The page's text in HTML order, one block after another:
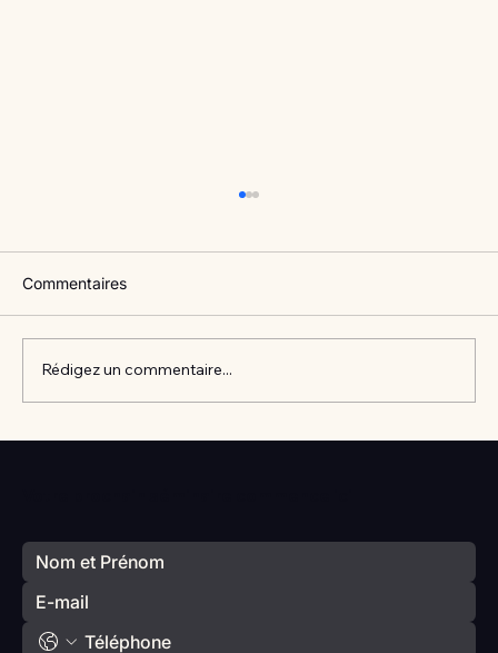
Commentaires
Rédigez un commentaire...